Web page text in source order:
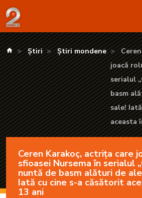
Ceren Karakoç, actrița care joacă
kanald.ro
Știri Știri mondene
joacă
serialul
basm
sale!
aceasta
Ceren Karakoç, actrița care
sfioasei Nursema în serialul
nuntă de basm alături de
Iată cu cine s-a căsătorit
13 ani